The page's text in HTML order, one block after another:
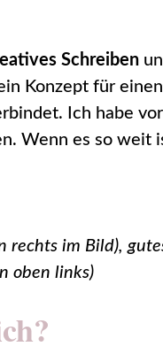
Schreiben
Konzept für einen
Ich habe
Wenn es so weit
rechts im Bild),
oben links)